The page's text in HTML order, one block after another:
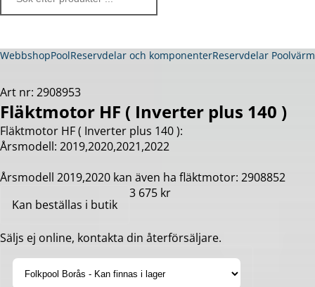
WebbshopPoolReservdelar och komponenterReservdelar
Art nr: 2908953
Fläktmotor HF ( Inverter plus 140 )
Fläktmotor HF ( Inverter plus 140 ):
Årsmodell: 2019,2020,2021,2022
Årsmodell 2019,2020 kan även ha fläktmotor: 2908852
Kan beställas i butik
3 675 kr
Säljs ej online, kontakta din återförsäljare.